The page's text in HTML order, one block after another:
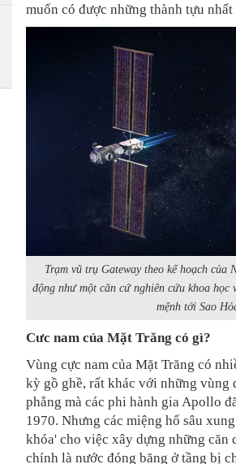
muốn có được những thành tựu
Trạm vũ trụ Gateway theo kế hoạch của
động như một căn cứ nghiên cứu khoa học
mệnh tới Sao
Cưc nam của Mặt Trăng có gì?
Vùng cực nam của Mặt Trăng có
kỳ gồ ghề, rất khác với những vùng
phẳng mà các phi hành gia Apollo
1970. Nhưng các miệng hố sâu
khóa' cho việc xây dựng những căn
chính là nước đóng băng ở tầng bị